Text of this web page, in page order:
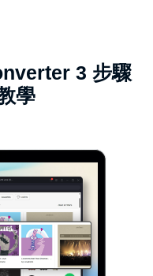
3 步驟
學